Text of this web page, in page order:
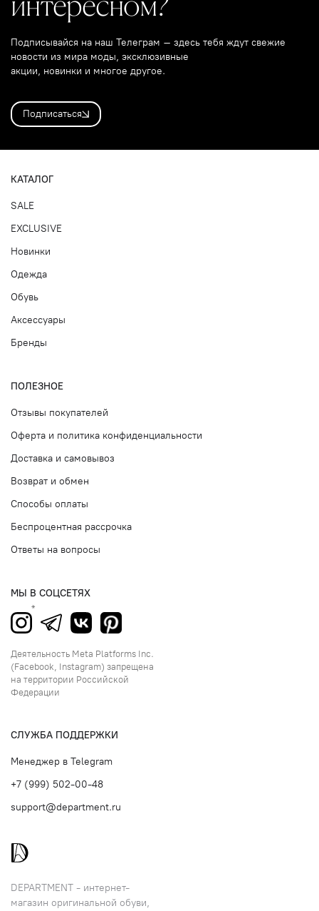
Подписывайся на наш Телеграм – здесь тебя ждут свежие
новости из мира моды, эксклюзивные
акции, новинки и многое другое.
Подписаться
DEPARTMENT - интернет-
магазин оригинальной обуви,
КАТАЛОГ
SALE
EXCLUSIVE
Новинки
Одежда
Обувь
Аксессуары
Бренды
ПОЛЕЗНОЕ
Отзывы покупателей
Оферта и политика конфиденциальности
Доставка и самовывоз
Возврат и обмен
Способы оплаты
Беспроцентная рассрочка
Ответы на вопросы
МЫ В СОЦСЕТЯХ
Деятельность Meta Platforms Inc.
(Facebook, Instagram) запрещена
на территории Российской
Федерации
СЛУЖБА ПОДДЕРЖКИ
Менеджер в Telegram
+7 (999) 502-00-48
support@department.ru